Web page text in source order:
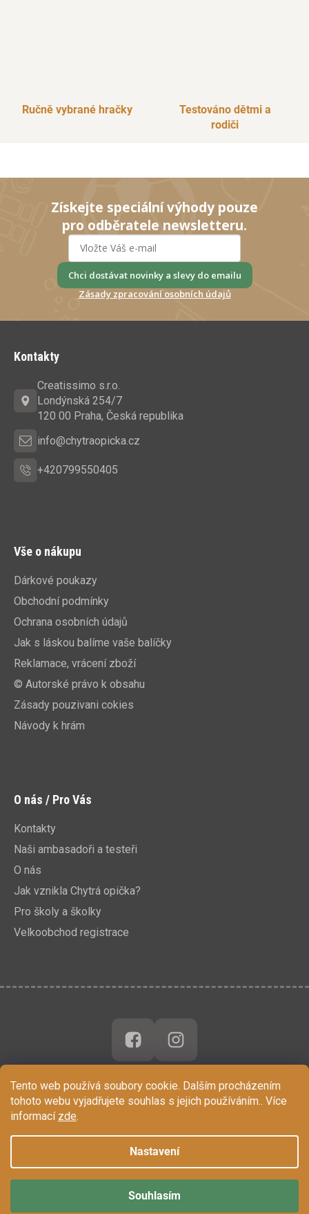
Tento web používá soubory cookie. Dalším procházením
tohoto webu vyjadřujete souhlas s jejich používáním.. Více
informací zde.
Nastavení
Souhlasím
Ručně vybrané hračky
Testováno dětmi a
rodiči
Získejte speciální výhody pouze
pro odběratele newsletteru.
Chci dostávat novinky a slevy do emailu
Zásady zpracování osobních údajů
Kontakty
Creatissimo s.r.o.
Londýnská 254/7
120 00 Praha, Česká republika
info@chytraopicka.cz
+420799550405
Vše o nákupu
Dárkové poukazy
Obchodní podmínky
Ochrana osobních údajů
Jak s láskou balíme vaše balíčky
Reklamace, vrácení zboží
© Autorské právo k obsahu
Zásady pouzivani cokies
Návody k hrám
O nás / Pro Vás
Kontakty
Naši ambasadoři a testeři
O nás
Jak vznikla Chytrá opička?
Pro školy a školky
Velkoobchod registrace
Vytvořil Shoptet